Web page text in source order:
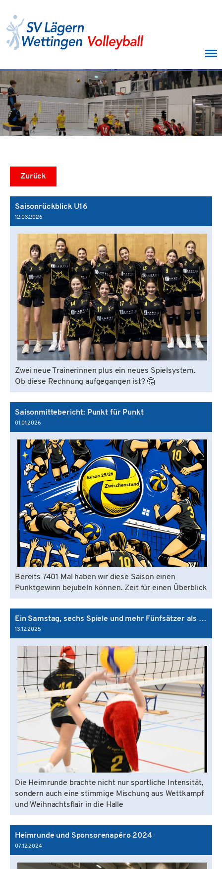
Zurück
Saisonrückblick U16
12.03.2026
Zwei neue Trainerinnen plus ein neues Spielsystem.
Ob diese Rechnung aufgegangen ist? 🤔
Saisonmittebericht: Punkt für Punkt
01.01.2026
Bereits 7401 Mal haben wir diese Saison einen
Punktgewinn bejubeln können. Zeit für einen Überblick
Ein Samstag, sechs Spiele und mehr Fünfsätzer als man zählen wollte...
13.12.2025
Die Heimrunde brachte nicht nur sportliche Intensität,
sondern auch eine stimmige Mischung aus Wettkampf
und Weihnachtsflair in die Halle
Heimrunde und Sponsorenapéro 2024
07.12.2024